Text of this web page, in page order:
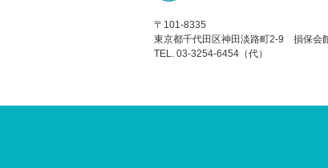
〒101-8335
東京都千代田区神田淡路町2-9 損保会
TEL. 03-3254-6454（代）